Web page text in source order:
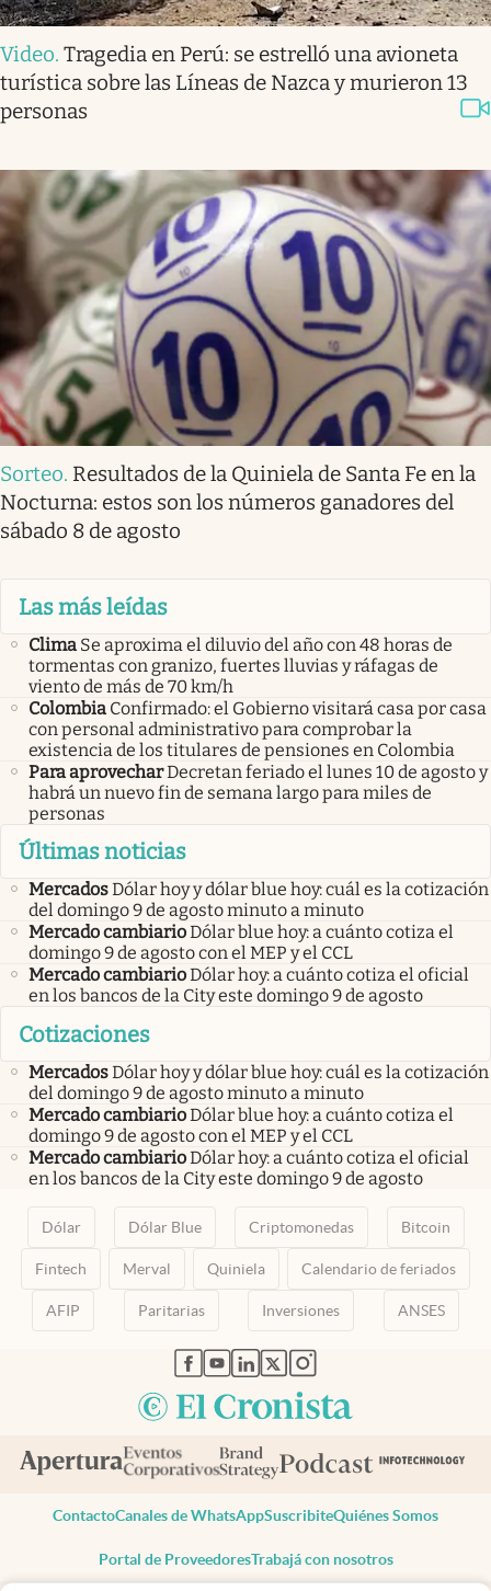
Video. Tragedia en Perú: se estrelló una avioneta
turística sobre las Líneas de Nazca y murieron 13
personas
Sorteo. Resultados de la Quiniela de Santa Fe en la
Nocturna: estos son los números ganadores del
sábado 8 de agosto
Las más leídas
Clima Se aproxima el diluvio del año con 48 horas de
tormentas con granizo, fuertes lluvias y ráfagas de
viento de más de 70 km/h
Colombia Confirmado: el Gobierno visitará casa por casa
con personal administrativo para comprobar la
existencia de los titulares de pensiones en Colombia
Para aprovecharDecretan feriado el lunes 10 de agosto y
habrá un nuevo fin de semana largo para miles de
personas
Últimas noticias
MercadosDólar hoy y dólar blue hoy: cuál es la cotización
del domingo 9 de agosto minuto a minuto
Mercado cambiarioDólar blue hoy: a cuánto cotiza el
domingo 9 de agosto con el MEP y el CCL
Mercado cambiarioDólar hoy: a cuánto cotiza el oficial
en los bancos de la City este domingo 9 de agosto
Cotizaciones
MercadosDólar hoy y dólar blue hoy: cuál es la cotización
del domingo 9 de agosto minuto a minuto
Mercado cambiarioDólar blue hoy: a cuánto cotiza el
domingo 9 de agosto con el MEP y el CCL
Mercado cambiarioDólar hoy: a cuánto cotiza el oficial
en los bancos de la City este domingo 9 de agosto
Dólar Dólar Blue Criptomonedas Bitcoin
Fintech Merval Quiniela Calendario de feriados
AFIP Paritarias Inversiones ANSES
abre en nueva pestaña
abre en nueva pestaña
abre en nueva pestaña
abre en nueva pestaña
abre en nueva pestaña
ContactoCanales de WhatsAppSuscribiteQuiénes Somos
Portal de ProveedoresTrabajá con nosotros